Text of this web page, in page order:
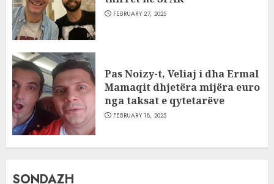
FEBRUARY 27, 2025
Pas Noizy-t, Veliaj i dha Ermal
Mamaqit dhjetëra mijëra euro
nga taksat e qytetarëve
FEBRUARY 18, 2025
SONDAZH